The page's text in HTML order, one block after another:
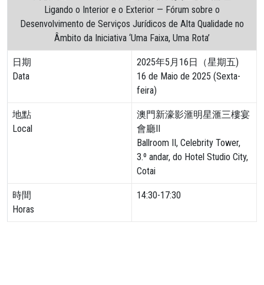
Ligando o Interior e o Exterior — Fórum sobre o
Desenvolvimento de Serviços Jurídicos de Alta Qualidade no
Âmbito da Iniciativa ‘Uma Faixa, Uma Rota’
日期
Data
2025年5月16日（星期五)
16 de Maio de 2025 (Sexta-
feira)
地點
Local
澳門新濠影滙明星滙三樓宴
會廳II
Ballroom II, Celebrity Tower,
3.º andar, do Hotel Studio City,
Cotai
時間
Horas
14:30-17:30